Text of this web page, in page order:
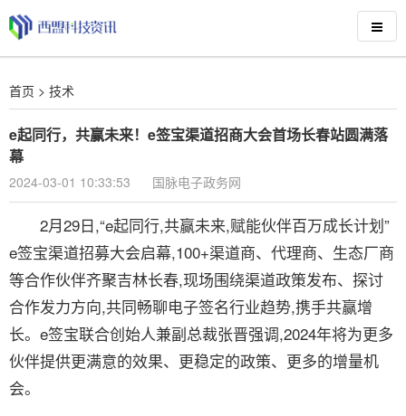
首页 > 技术
e起同行，共赢未来！e签宝渠道招商大会首场长春站圆满落
幕
2024-03-01 10:33:53 国脉电子政务网
2月29日,“e起同行,共赢未来,赋能伙伴百万成长计划”
e签宝渠道招募大会启幕,100+渠道商、代理商、生态厂商
等合作伙伴齐聚吉林长春,现场围绕渠道政策发布、探讨
合作发力方向,共同畅聊电子签名行业趋势,携手共赢增
长。e签宝联合创始人兼副总裁张晋强调,2024年将为更多
伙伴提供更满意的效果、更稳定的政策、更多的增量机
会。